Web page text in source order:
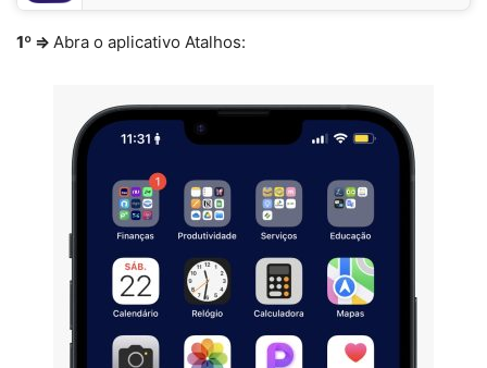
1º ⇒ Abra o aplicativo Atalhos: